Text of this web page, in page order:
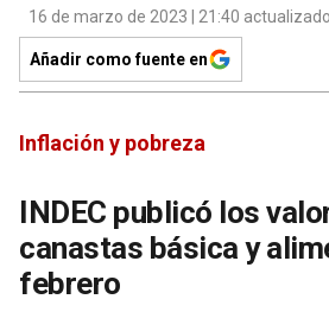
16 de marzo de 2023 | 21:40
Añadir como fuente en
Inflación y pobreza
INDEC publicó los
canastas básica y
febrero